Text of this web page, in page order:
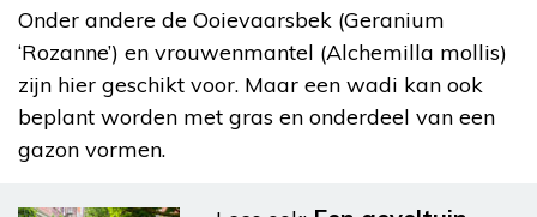
Onder andere de Ooievaarsbek (Geranium
‘Rozanne’) en vrouwenmantel (Alchemilla mollis)
zijn hier geschikt voor. Maar een wadi kan ook
beplant worden met gras en onderdeel van een
gazon vormen.